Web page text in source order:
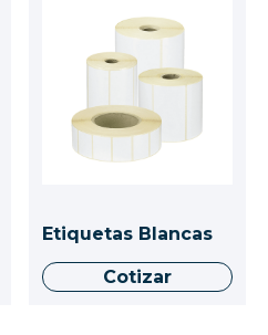
Etiquetas Blancas
Cotizar